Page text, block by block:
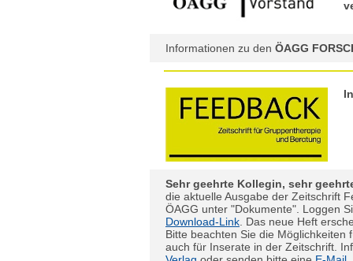
Informationen zu den ÖAGG
Sehr geehrte Kollegin, sehr
die aktuelle Ausgabe der Zeitschrift
ÖAGG unter "Dokumente". Loggen
Download-Link . Das neue Heft
Bitte beachten Sie die Möglichkeiten
auch für Inserate in der Zeitschrift.